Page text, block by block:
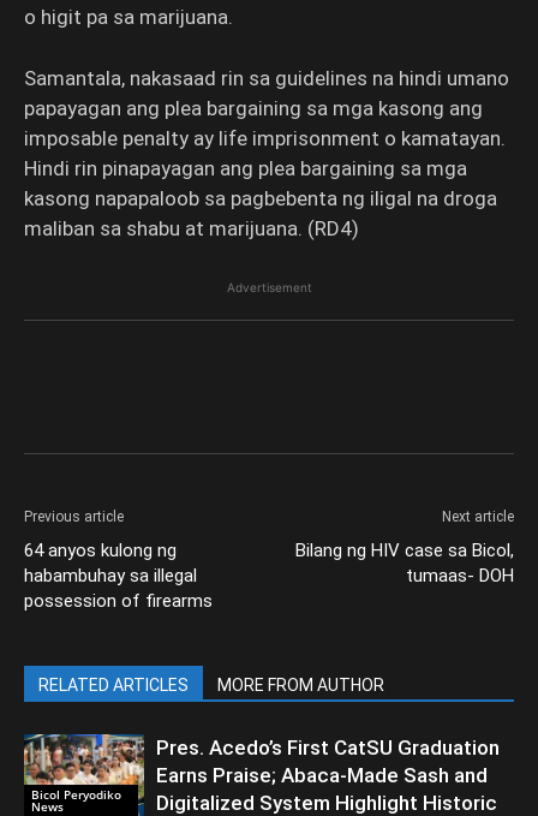
o higit pa sa marijuana.
Samantala, nakasaad rin sa guidelines na hindi umano
papayagan ang plea bargaining sa mga kasong ang
imposable penalty ay life imprisonment o kamatayan.
Hindi rin pinapayagan ang plea bargaining sa mga
kasong napapaloob sa pagbebenta ng iligal na droga
maliban sa shabu at marijuana. (RD4)
Advertisement
Previous article
64 anyos kulong ng
habambuhay sa illegal
possession of firearms
Next article
Bilang ng HIV case sa Bicol,
tumaas- DOH
RELATED ARTICLES MORE FROM AUTHOR
Bicol Peryodiko
News
Pres. Acedo’s First CatSU Graduation
Earns Praise; Abaca-Made Sash and
Digitalized System Highlight Historic